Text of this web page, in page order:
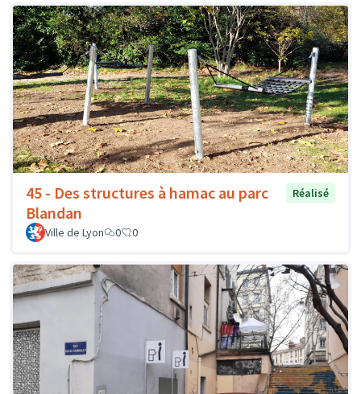
45 - Des structures à hamac au parc
Blandan
Réalisé
Ville de Lyon 0 0